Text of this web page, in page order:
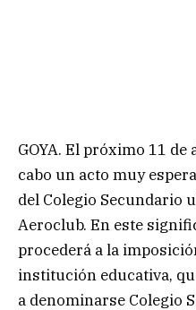
GOYA. El próximo 11 de
cabo un acto muy
del Colegio Secundario
Aeroclub. En este
procederá a la
institución educativa,
a denominarse Colegio